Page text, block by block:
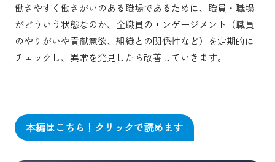
働きやすく働きがいのある職場であるために、職員・職場
がどういう状態なのか、全職員のエンゲージメント（職員
のやりがいや貢献意欲、組織との関係性など）を定期的に
チェックし、異常を発見したら改善していきます。
本編はこちら！クリックで読めます